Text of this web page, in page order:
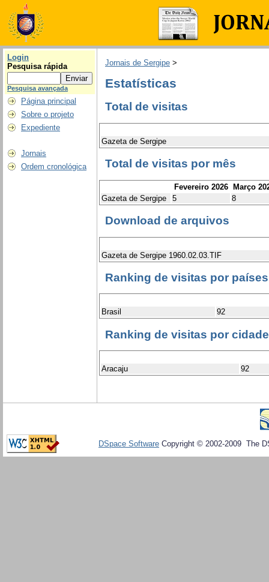
Login
Pesquisa rápida
Pesquisa avançada
Página principal
Sobre o projeto
Expediente
Jornais
Ordem cronológica
Jornais de Sergipe >
Estatísticas
Total de visitas
Gazeta de Sergipe
Total de visitas por mês
Fevereiro 2026 Março
Gazeta de Sergipe
5 8
Download de arquivos
Gazeta de Sergipe 1960.02.03.TIF
Ranking de visitas por países
Brasil 92
Ranking de visitas por
Aracaju 92
DSpace Software Copyright © 2002-2009 The